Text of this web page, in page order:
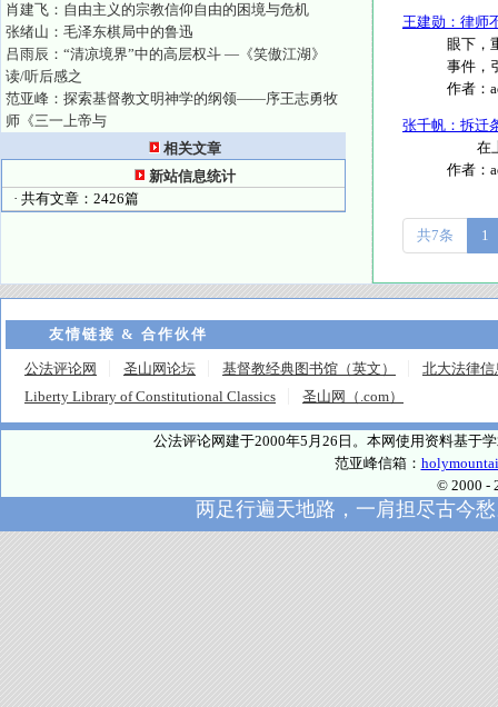
肖建飞：自由主义的宗教信仰自由的困境与危机
张绪山：毛泽东棋局中的鲁迅
吕雨辰：“清凉境界”中的高层权斗 —《笑傲江湖》
读/听后感之
范亚峰：探索基督教文明神学的纲领——序王志勇牧
师《三一上帝与
相关文章
新站信息统计
· 共有文章：2426篇
王建勋：律师
眼下，
事件，
作者：
张千帆：拆迁
在上
作者：
共7条 1
友情链接 & 合作伙伴
公法评论网 圣山网论坛 基督教经典图书馆（英文）
北大法律信
Liberty Library of Constitutional Classics
圣山网（.com）
公法评论网建于2000年5月26日。本网使用资料基于
范亚峰信箱：
© 2000 -
两足行遍天地路，一肩担尽古今